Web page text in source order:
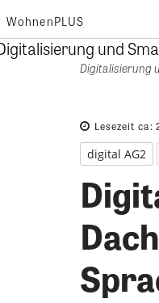
WohnenPLUS
Digitalisierung
Lesezeit ca:
digital AG2